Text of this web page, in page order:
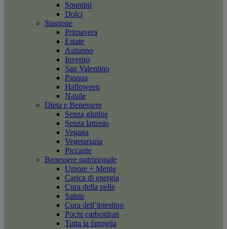
Spuntini
Dolci
Stagione
Primavera
Estate
Autunno
Inverno
San Valentino
Pasqua
Halloween
Natale
Dieta e Benessere
Senza glutine
Senza lattosio
Vegana
Vegetariana
Piccante
Benessere nutrizionale
Umore + Mente
Carica di energia
Cura della pelle
Salute
Cura dell’intestino
Pochi carboidrati
Tutta la famiglia